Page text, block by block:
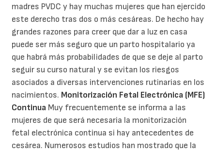
madres PVDC y hay muchas mujeres que han ejercido
este derecho tras dos o más cesáreas. De hecho hay
grandes razones para creer que dar a luz en casa
puede ser más seguro que un parto hospitalario ya
que habrá más probabilidades de que se deje al parto
seguir su curso natural y se evitan los riesgos
asociados a diversas intervenciones rutinarias en los
nacimientos. Monitorización Fetal Electrónica (MFE)
Continua Muy frecuentemente se informa a las
mujeres de que será necesaria la monitorización
fetal electrónica continua si hay antecedentes de
cesárea. Numerosos estudios han mostrado que la